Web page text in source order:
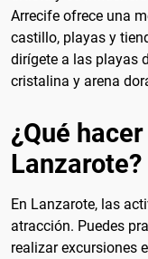
Arrecife ofrece una
castillo, playas y
dirígete a las playas
cristalina y arena
¿Qué
Lanzarote?
En Lanzarote, las
atracción. Puedes
realizar excursiones